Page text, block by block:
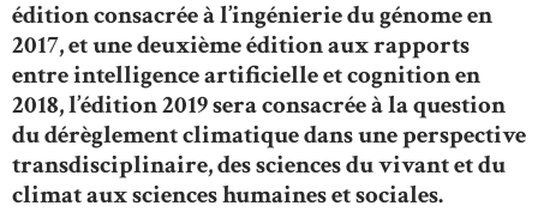
édition consacrée à l’ingénierie du génome en
2017, et une deuxième édition aux rapports
entre intelligence artificielle et cognition en
2018, l’édition 2019 sera consacrée à la question
du dérèglement climatique dans une perspective
transdisciplinaire, des sciences du vivant et du
climat aux sciences humaines et sociales.